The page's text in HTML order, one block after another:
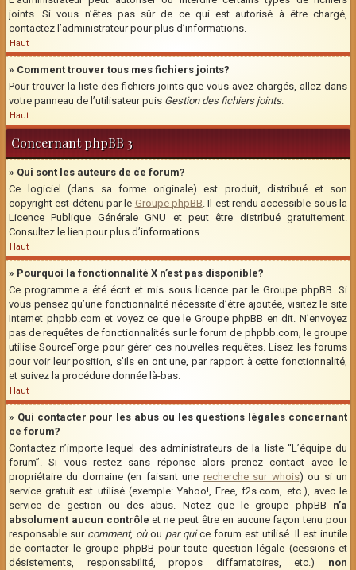
joints. Si vous n’êtes pas sûr de ce qui est autorisé à être chargé,
contactez l’administrateur pour plus d’informations.
Haut
» Comment trouver tous mes fichiers joints?
Pour trouver la liste des fichiers joints que vous avez chargés, allez dans
votre panneau de l’utilisateur puis Gestion des fichiers joints.
Haut
Concernant phpBB 3
» Qui sont les auteurs de ce forum?
Ce logiciel (dans sa forme originale) est produit, distribué et son
copyright est détenu par le Groupe phpBB. Il est rendu accessible sous la
Licence Publique Générale GNU et peut être distribué gratuitement.
Consultez le lien pour plus d’informations.
Haut
» Pourquoi la fonctionnalité X n’est pas disponible?
Ce programme a été écrit et mis sous licence par le Groupe phpBB. Si
vous pensez qu’une fonctionnalité nécessite d’être ajoutée, visitez le site
Internet phpbb.com et voyez ce que le Groupe phpBB en dit. N’envoyez
pas de requêtes de fonctionnalités sur le forum de phpbb.com, le groupe
utilise SourceForge pour gérer ces nouvelles requêtes. Lisez les forums
pour voir leur position, s’ils en ont une, par rapport à cette fonctionnalité,
et suivez la procédure donnée là-bas.
Haut
» Qui contacter pour les abus ou les questions légales concernant
ce forum?
Contactez n’importe lequel des administrateurs de la liste “L’équipe du
forum”. Si vous restez sans réponse alors prenez contact avec le
propriétaire du domaine (en faisant une recherche sur whois) ou si un
service gratuit est utilisé (exemple: Yahoo!, Free, f2s.com, etc.), avec le
service de gestion ou des abus. Notez que le groupe phpBB n’a
absolument aucun contrôle et ne peut être en aucune façon tenu pour
responsable sur comment, oùou par quice forum est utilisé. Il est inutile
de contacter le groupe phpBB pour toute question légale (cessions et
désistements, responsabilité, propos diffamatoires, etc.) non